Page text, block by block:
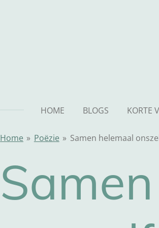
HOME BLOGS KORTE
Home » Poëzie » Samen helemaal